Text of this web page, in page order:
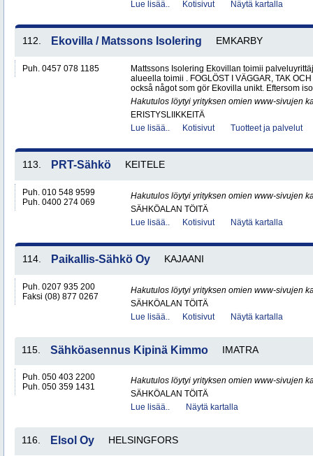
Lue lisää..
Kotisivut Näytä kartalla
112. Ekovilla / Matssons Isolering EMKARBY
Puh. 0457 078 1185
Mattssons Isolering Ekovillan toimii
alueella toimii . FOGLÖST I VÄGGAR, TAK
också något som gör Ekovilla unikt. Eftersom
Hakutulos löytyi yrityksen omien www-sivujen
ERISTYSLIIKKEITÄ
Lue lisää..
Kotisivut Tuotteet ja palvelut
113. PRT-Sähkö KEITELE
Puh. 010 548 9599
Puh. 0400 274 069
Hakutulos löytyi yrityksen omien www-sivujen
SÄHKÖALAN TÖITÄ
Lue lisää..
Kotisivut Näytä kartalla
114. Paikallis-Sähkö Oy KAJAANI
Puh. 0207 935 200
Faksi (08) 877 0267
Hakutulos löytyi yrityksen omien www-sivujen
SÄHKÖALAN TÖITÄ
Lue lisää..
Kotisivut Näytä kartalla
115. Sähköasennus Kipinä Kimmo IMATRA
Puh. 050 403 2200
Puh. 050 359 1431
Hakutulos löytyi yrityksen omien www-sivujen
SÄHKÖALAN TÖITÄ
Lue lisää..
Näytä kartalla
116. Elsol Oy HELSINGFORS